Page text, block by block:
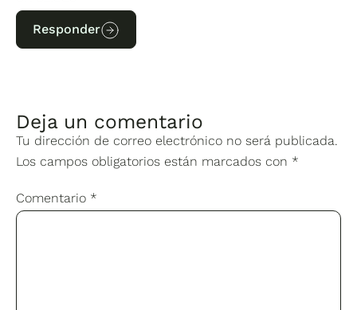
Responder
Deja un comentario
Tu dirección de correo electrónico no será publicada.
Los campos obligatorios están marcados con *
Comentario *